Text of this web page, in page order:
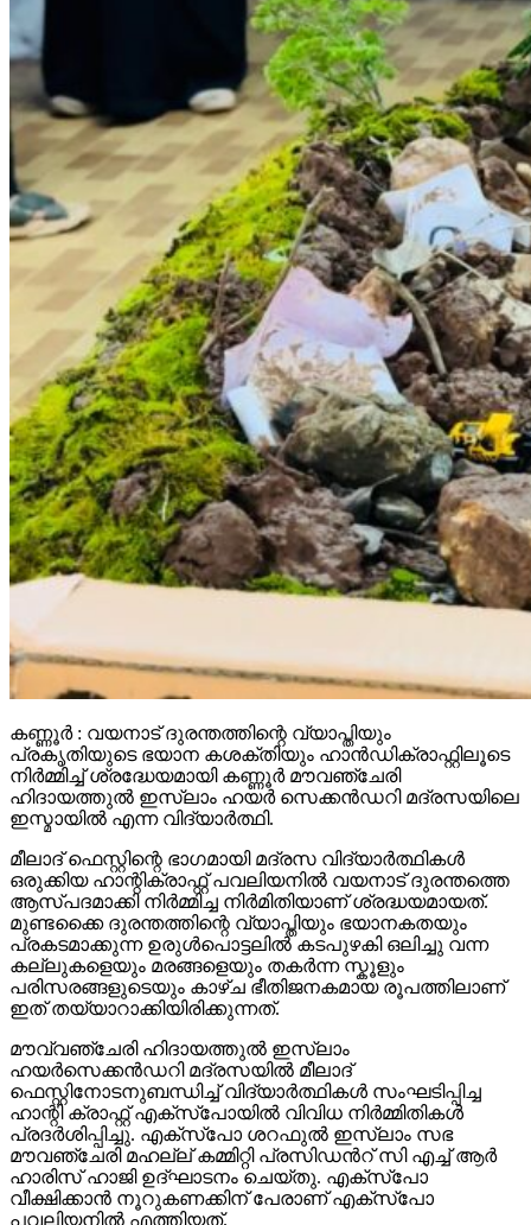
കണ്ണൂർ : വയനാട് ദുരന്തത്തിന്റെ വ്യാപ്തിയും
പ്രകൃതിയുടെ ഭയാന കശക്തിയും ഹാൻഡിക്രാഫ്റ്റിലൂടെ
നിർമ്മിച്ച് ശ്രദ്ധേയമായി കണ്ണൂർ മൗവഞ്ചേരി
ഹിദായത്തുൽ ഇസ്ലാം ഹയർ സെക്കൻഡറി മദ്രസയിലെ
ഇസ്മായിൽ എന്ന വിദ്യാർത്ഥി.
മീലാദ് ഫെസ്റ്റിന്റെ ഭാഗമായി മദ്രസ വിദ്യാർത്ഥികൾ
ഒരുക്കിയ ഹാന്റിക്രാഫ്റ്റ് പവലിയനിൽ വയനാട് ദുരന്തത്തെ
ആസ്പദമാക്കി നിർമ്മിച്ച നിർമിതിയാണ് ശ്രദ്ധയമായത്.
മുണ്ടക്കൈ ദുരന്തത്തിന്റെ വ്യാപ്തിയും ഭയാനകതയും
പ്രകടമാക്കുന്ന ഉരുൾപൊട്ടലിൽ കടപുഴകി ഒലിച്ചു വന്ന
കല്ലുകളെയും മരങ്ങളെയും തകർന്ന സ്കൂളും
പരിസരങ്ങളുടെയും കാഴ്ച ഭീതിജനകമായ രൂപത്തിലാണ്
ഇത് തയ്യാറാക്കിയിരിക്കുന്നത്.
മൗവ്വഞ്ചേരി ഹിദായത്തുൽ ഇസ്ലാം
ഹയർസെക്കൻഡറി മദ്രസയിൽ മീലാദ്
ഫെസ്റ്റിനോടനുബന്ധിച്ച് വിദ്യാർത്ഥികൾ സംഘടിപ്പിച്ച
ഹാന്റി ക്രാഫ്റ്റ് എക്സ്പോയിൽ വിവിധ നിർമ്മിതികൾ
പ്രദർശിപ്പിച്ചു. എക്സ്പോ ശറഫുൽ ഇസ്ലാം സഭ
മൗവഞ്ചേരി മഹല്ല് കമ്മിറ്റി പ്രസിഡൻറ് സി എച്ച് ആർ
ഹാരിസ് ഹാജി ഉദ്ഘാടനം ചെയ്തു. എക്സ്പോ
വീക്ഷിക്കാൻ നൂറുകണക്കിന് പേരാണ് എക്സ്പോ
പവലിയനിൽ എത്തിയത്.